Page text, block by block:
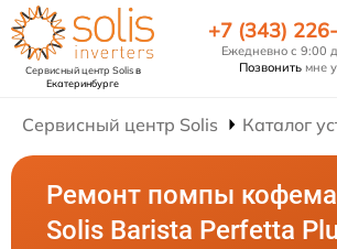
Сервисный центр Solisв
Екатеринбурге
+7 (343)
Ежедневно с 9:00
Позвонить мне
Сервисный центр Solis Каталог
Ремонт помпы
Solis Barista Perfetta